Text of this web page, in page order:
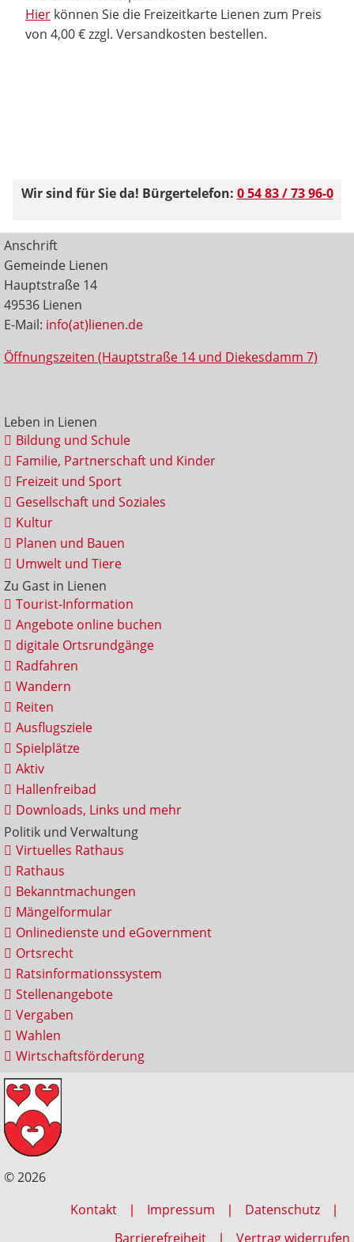
Hier können Sie die Freizeitkarte Lienen zum Preis
von 4,00 € zzgl. Versandkosten bestellen.
Wir sind für Sie da! Bürgertelefon: 0 54 83 / 73 96-0
Anschrift
Gemeinde Lienen
Hauptstraße 14
49536 Lienen
E-Mail: info(at)lienen.de
Öffnungszeiten (Hauptstraße 14 und Diekesdamm 7)
Leben in Lienen
Bildung und Schule
Familie, Partnerschaft und Kinder
Freizeit und Sport
Gesellschaft und Soziales
Kultur
Planen und Bauen
Umwelt und Tiere
Zu Gast in Lienen
Tourist-Information
Angebote online buchen
digitale Ortsrundgänge
Radfahren
Wandern
Reiten
Ausflugsziele
Spielplätze
Aktiv
Hallenfreibad
Downloads, Links und mehr
Politik und Verwaltung
Virtuelles Rathaus
Rathaus
Bekanntmachungen
Mängelformular
Onlinedienste und eGovernment
Ortsrecht
Ratsinformationssystem
Stellenangebote
Vergaben
Wahlen
Wirtschaftsförderung
© 2026
Kontakt
Impressum
Datenschutz
Barrierefreiheit
Vertrag widerrufen